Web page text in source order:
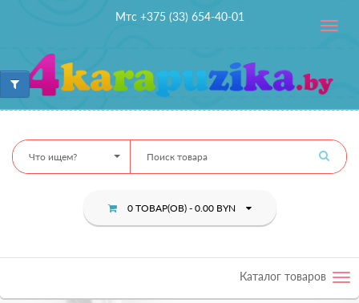
Мтс +375 (33) 654-40-01
Toggle
Что ищем?
0 ТОВАР(ОВ) - 0.00 BYN
Каталог товаров